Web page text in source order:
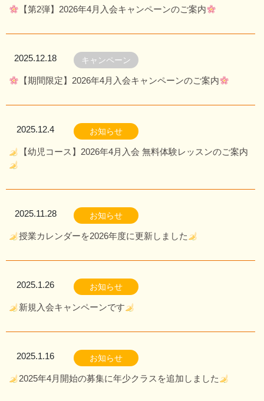
【第2弾】2026年4月入会キャンペーンのご案内
2025.12.18 キャンペーン
【期間限定】2026年4月入会キャンペーンのご案内
2025.12.4 お知らせ
【幼児コース】2026年4月入会 無料体験レッスンのご案内
2025.11.28 お知らせ
授業カレンダーを2026年度に更新しました
2025.1.26 お知らせ
新規入会キャンペーンです
2025.1.16 お知らせ
2025年4月開始の募集に年少クラスを追加しました